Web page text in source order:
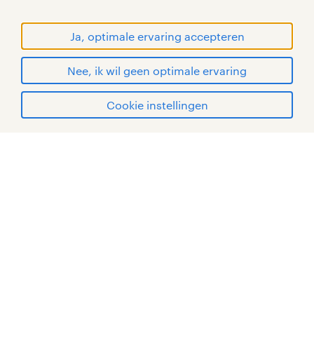
Ja, optimale ervaring accepteren
Nee, ik wil geen optimale ervaring
Cookie instellingen
handelsmerken van Randstad N.V.
© Randstad 2026